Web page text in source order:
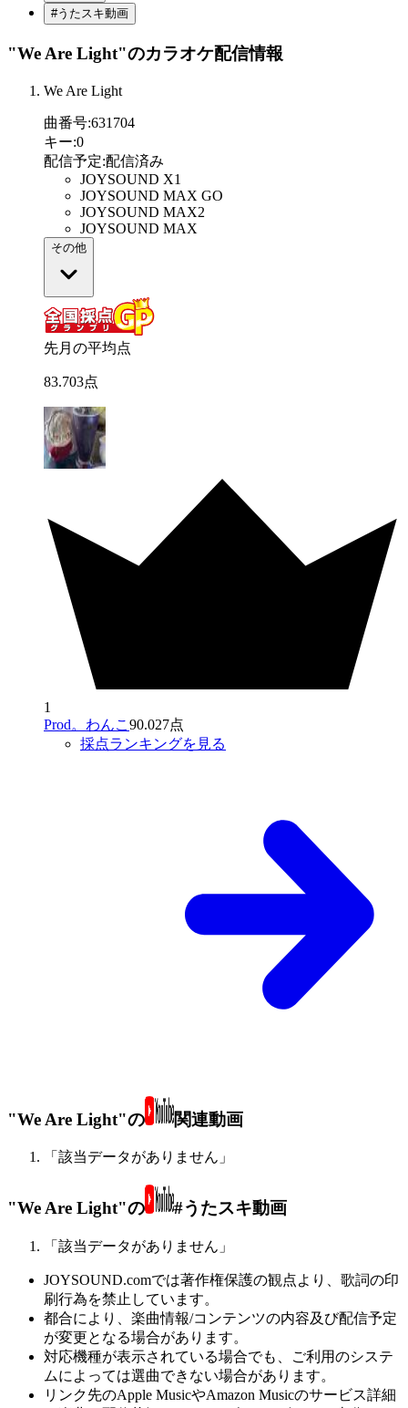
#うたスキ動画
"We Are Light"のカラオケ配信情報
We Are Light
曲番号:631704
キー:0
配信予定:配信済み
JOYSOUND X1
JOYSOUND MAX GO
JOYSOUND MAX2
JOYSOUND MAX
その他
先月の平均点
83.703点
1
Prod。わんこ 90.027点
採点ランキングを見る
"We Are Light"の 関連動画
「該当データがありません」
"We Are Light"の #うたスキ動画
「該当データがありません」
JOYSOUND.comでは著作権保護の観点より、歌詞の印
刷行為を禁止しています。
都合により、楽曲情報/コンテンツの内容及び配信予定
が変更となる場合があります。
対応機種が表示されている場合でも、ご利用のシステ
ムによっては選曲できない場合があります。
リンク先のApple MusicやAmazon Musicのサービス詳細